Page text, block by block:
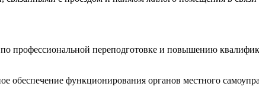
профессиональной переподготовке и повышению
обеспечение функционирования органов местного